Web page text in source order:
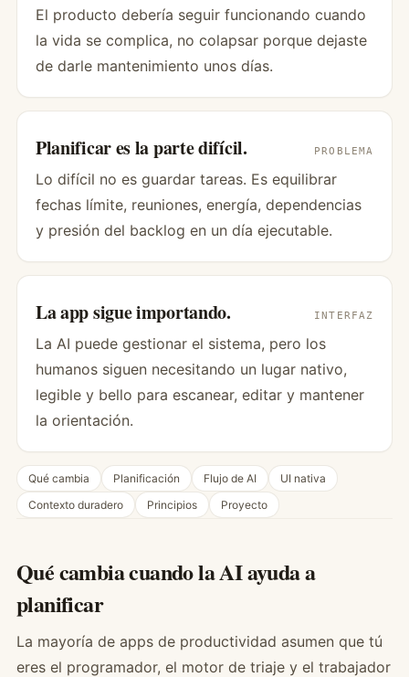
El producto debería seguir funcionando cuando
la vida se complica, no colapsar porque dejaste
de darle mantenimiento unos días.
Planificar es la parte difícil. PROBLEMA
Lo difícil no es guardar tareas. Es equilibrar
fechas límite, reuniones, energía, dependencias
y presión del backlog en un día ejecutable.
La app sigue importando. INTERFAZ
La AI puede gestionar el sistema, pero los
humanos siguen necesitando un lugar nativo,
legible y bello para escanear, editar y mantener
la orientación.
Qué cambia Planificación Flujo de AI
UI nativa
Contexto duradero
Principios Proyecto
Qué cambia cuando la AI ayuda a
planificar
La mayoría de apps de productividad asumen que tú
eres el programador, el motor de triaje y el trabajador